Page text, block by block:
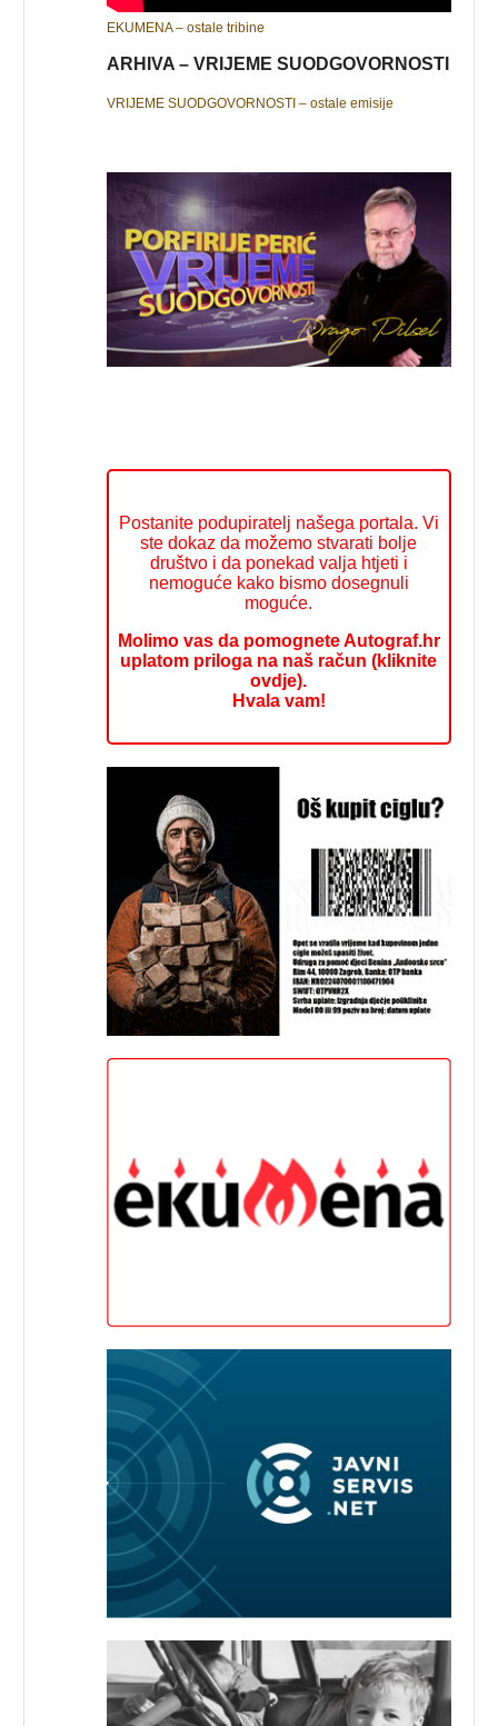
EKUMENA – ostale tribine
ARHIVA – VRIJEME SUODGOVORNOSTI
VRIJEME SUODGOVORNOSTI – ostale emisije
Postanite podupiratelj našega portala. Vi
ste dokaz da možemo stvarati bolje
društvo i da ponekad valja htjeti i
nemoguće kako bismo dosegnuli
moguće.
Molimo vas da pomognete Autograf.hr
uplatom priloga na naš račun (kliknite
ovdje).
Hvala vam!